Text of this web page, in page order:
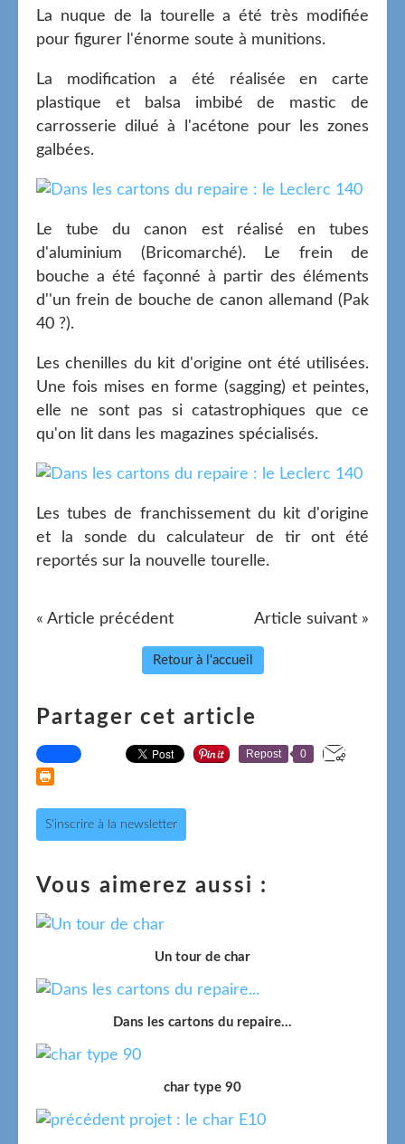
La nuque de la tourelle a été très modifiée
pour figurer l'énorme soute à munitions.
La modification a été réalisée en carte
plastique et balsa imbibé de mastic de
carrosserie dilué à l'acétone pour les zones
galbées.
Le tube du canon est réalisé en tubes
d'aluminium (Bricomarché). Le frein de
bouche a été façonné à partir des éléments
d''un frein de bouche de canon allemand (Pak
40 ?).
Les chenilles du kit d'origine ont été utilisées.
Une fois mises en forme (sagging) et peintes,
elle ne sont pas si catastrophiques que ce
qu'on lit dans les magazines spécialisés.
Les tubes de franchissement du kit d'origine
et la sonde du calculateur de tir ont été
reportés sur la nouvelle tourelle.
« Article précédent Article suivant »
Retour à l'accueil
Partager cet article
Repost 0
S'inscrire à la newsletter
Vous aimerez aussi :
Un tour de char
Dans les cartons du repaire...
char type 90